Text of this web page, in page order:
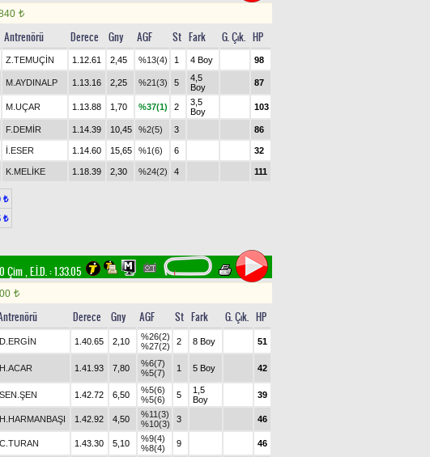
t
Antrenörü Derece Gny AGF St Fark G. Çık. HP
Z.TEMUÇİN 1.12.61 2,45 %13(4) 1 4 Boy 98
M.AYDINALP 1.13.16 2,25 %21(3) 5
4,5
Boy
87
M.UÇAR 1.13.88 1,70 %37(1) 2
3,5
Boy
103
F.DEMİR 1.14.39 10,45 %2(5) 3 86
İ.ESER 1.14.60 15,65 %1(6) 6 32
K.MELİKE 1.18.39 2,30 %24(2) 4 111
₺
₺
Çim,E.İ.D. :1.33.05
t
Derece Gny AGF St Fark G. Çık. HP
D.ERGİN 1.40.65 2,10
%26(2)
%27(2)
2 8 Boy 51
H.ACAR 1.41.93 7,80
%6(7)
%5(7)
1 5 Boy 42
SEN.ŞEN 1.42.72 6,50
%5(6)
%5(6)
5
1,5
Boy
39
H.HARMANBAŞI 1.42.92 4,50
%11(3)
%10(3)
3 46
C.TURAN 1.43.30 5,10
%9(4)
%8(4)
9 46